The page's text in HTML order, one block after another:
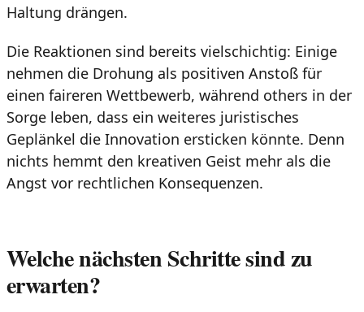
Haltung drängen.
Die Reaktionen sind bereits vielschichtig: Einige
nehmen die Drohung als positiven Anstoß für
einen faireren Wettbewerb, während others in der
Sorge leben, dass ein weiteres juristisches
Geplänkel die Innovation ersticken könnte. Denn
nichts hemmt den kreativen Geist mehr als die
Angst vor rechtlichen Konsequenzen.
Welche nächsten Schritte sind zu
erwarten?